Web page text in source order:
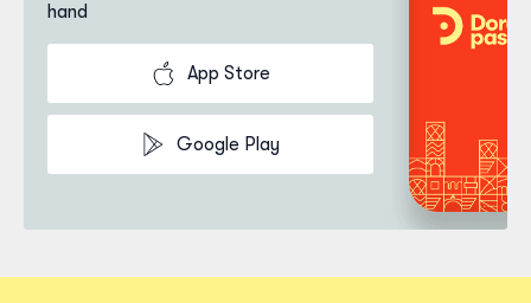
hand
App Store
Google Play